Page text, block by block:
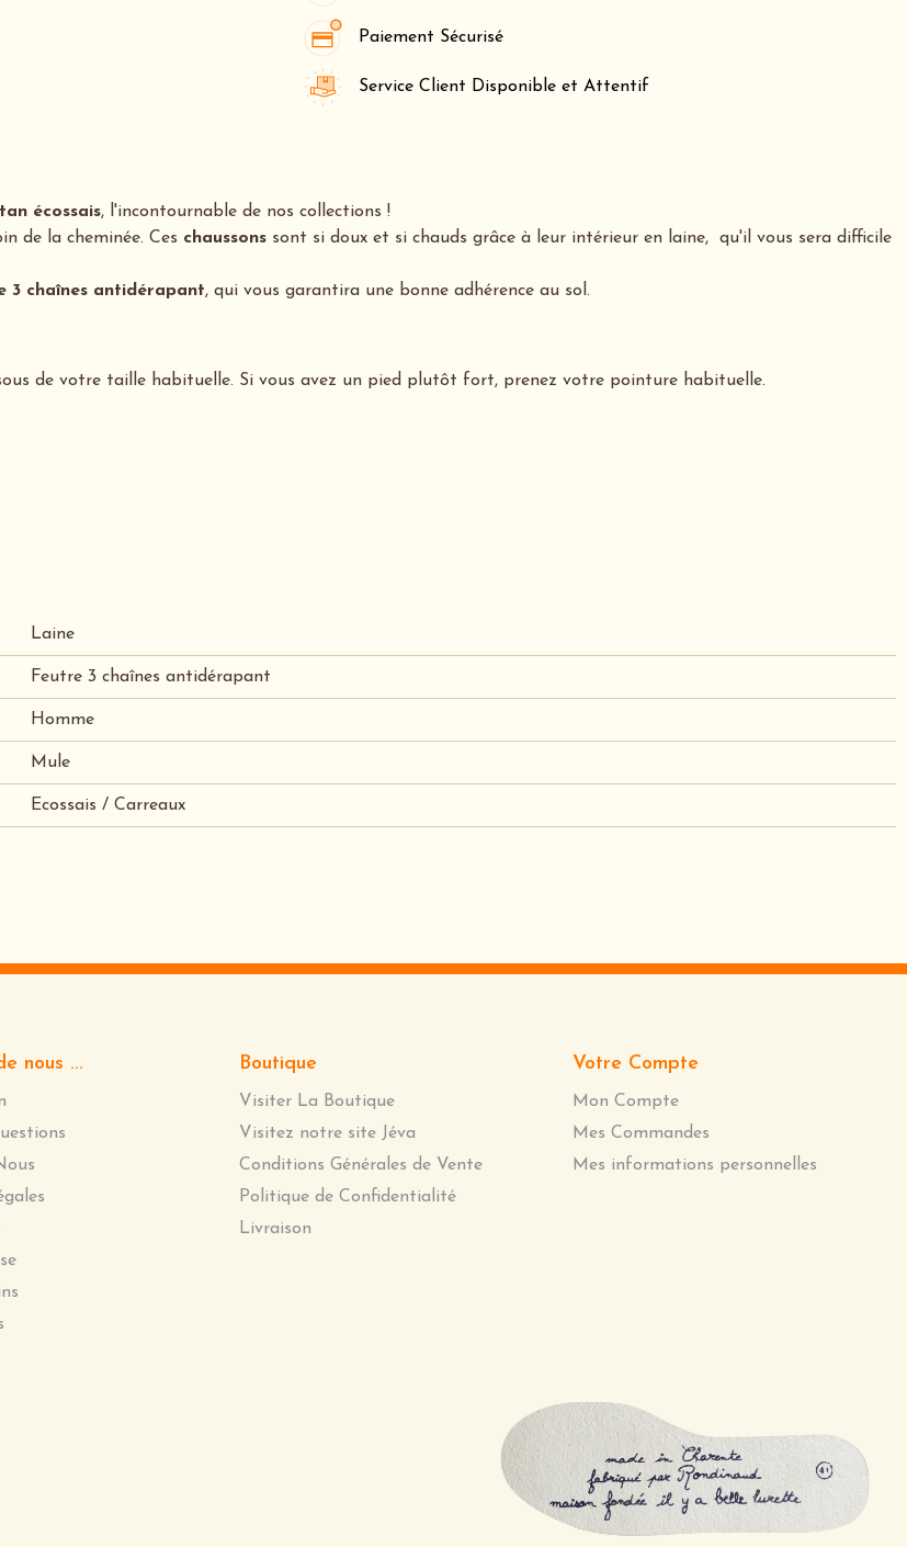
Paiement Sécurisé
Service Client Disponible et Attentif
écossais, l'incontournable de nos collections !
de la cheminée. Ces chaussons sont si doux et si chauds grâce à leur intérieur en laine, qu'il vous sera difficile
3 chaînes antidérapant, qui vous garantira une bonne adhérence au sol.
de votre taille habituelle. Si vous avez un pied plutôt fort, prenez votre pointure habituelle.
Laine
Feutre 3 chaînes antidérapant
Homme
Mule
Ecossais / Carreaux
nous ... Boutique
Visiter La Boutique
Visitez notre site Jéva
Conditions Générales de Vente
Politique de Confidentialité
Livraison
Votre Compte
Mon Compte
Mes Commandes
Mes informations personnelles